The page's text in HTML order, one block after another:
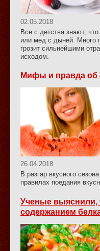
02.05.2018
Все с детства знают,
или мед с дыней. Много
грозит сильнейшими
исходом.
Мифы и правда об
26.04.2018
В разгар вкусного
правилах поедания
Ученые выяснили,
содержанием